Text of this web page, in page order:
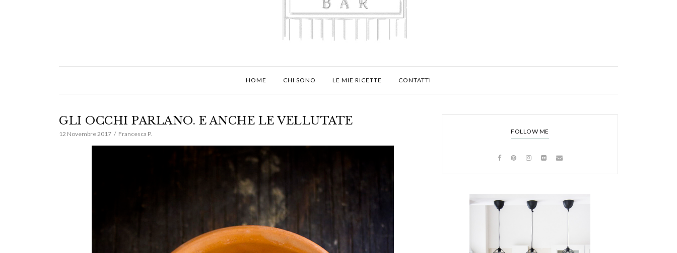
HOME CHI SONO LE MIE RICETTE CONTATTI
GLI OCCHI PARLANO. E ANCHE LE VELLUTATE
12 Novembre 2017 Francesca P. FOLLOW ME